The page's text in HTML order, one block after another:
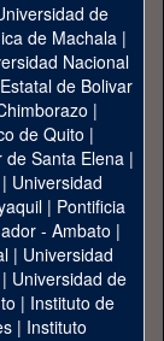
de
de Machala|
Nacional
de Bolivar
|
de Quito |
de Santa Elena|
| Universidad
| Pontificia
- Ambato |
| Universidad
Universidad de
| Instituto de
| Instituto